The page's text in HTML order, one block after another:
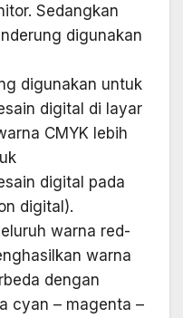
Sedangkan
digunakan
digunakan untuk
digital di layar
CMYK lebih
digital pada
digital).
warna red-
warna
dengan
cyan – magenta –